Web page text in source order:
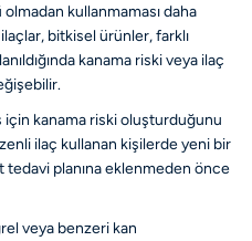
kullanmaması daha
bitkisel ürünler, farklı
kanama riski veya ilaç
için kanama riski oluşturduğunu
ilaç kullanan kişilerde yeni bir
planına eklenmeden önce
veya benzeri kan